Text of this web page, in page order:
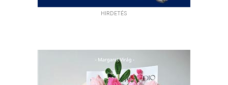
HIRDETÉS